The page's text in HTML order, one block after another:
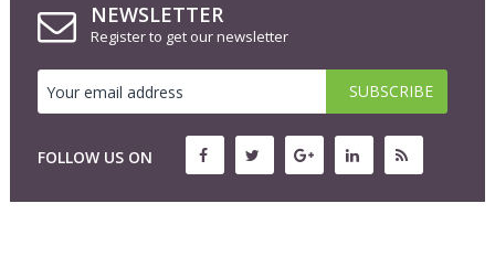
NEWSLETTER
Register to get our newsletter
FOLLOW US ON